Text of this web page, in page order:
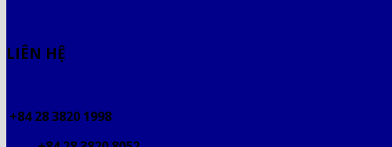
LIÊN HỆ
+84 28 3820 1998